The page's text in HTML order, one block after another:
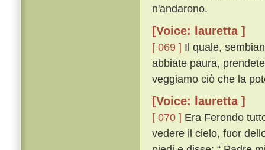
n'andarono.
[Voice: lauretta ]
[ 069 ] Il quale,
abbiate paura,
veggiamo ciò che la
[Voice: lauretta ]
[ 070 ] Era Ferondo
vedere il cielo, fuor